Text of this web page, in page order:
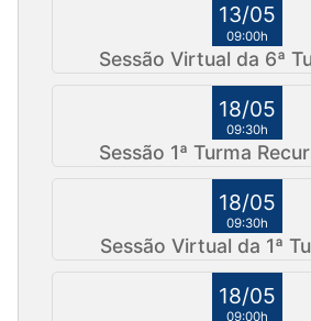
13/05
09:00h
Sessão Virtual da 6ª
18/05
09:30h
Sessão 1ª Turma
18/05
09:30h
Sessão Virtual da 1ª
18/05
09:00h